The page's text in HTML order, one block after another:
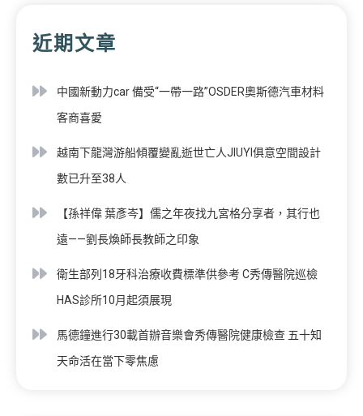
近期文章
中國新動力car 備受“一帶一路”OSDER奧斯德汽車材料
客商喜愛
越南下龍灣游船傾覆變亂逝世亡人JIUYI俱意空間設計
數已升至38人
【孫祥偉 葉彥岑】儒之年夜找九宮格分享者，其行也
遠——劉長煥師長教師之印象
衛生部列18牙科治療收費標準供參考 C秀傳醫院巡檢
HAS診所10月起須展現
馬德鐘進行30載首辦音樂會秀傳醫院健康檢查 五十知
天命活在當下零焦慮